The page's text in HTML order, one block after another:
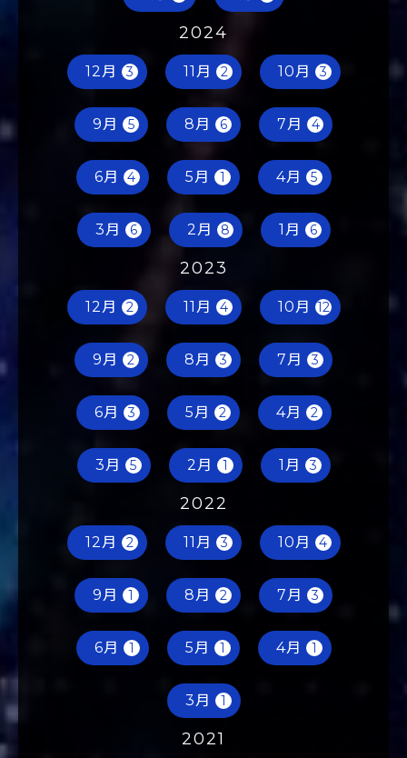
2024
12月 3 11月 2 10月 3
9月 5 8月 6 7月 4
6月 4 5月 1 4月 5
3月 6 2月 8 1月 6
2023
12月 2 11月 4 10月 12
9月 2 8月 3 7月 3
6月 3 5月 2 4月 2
3月 5 2月 1 1月 3
2022
12月 2 11月 3 10月 4
9月 1 8月 2 7月 3
6月 1 5月 1 4月 1
3月 1
2021